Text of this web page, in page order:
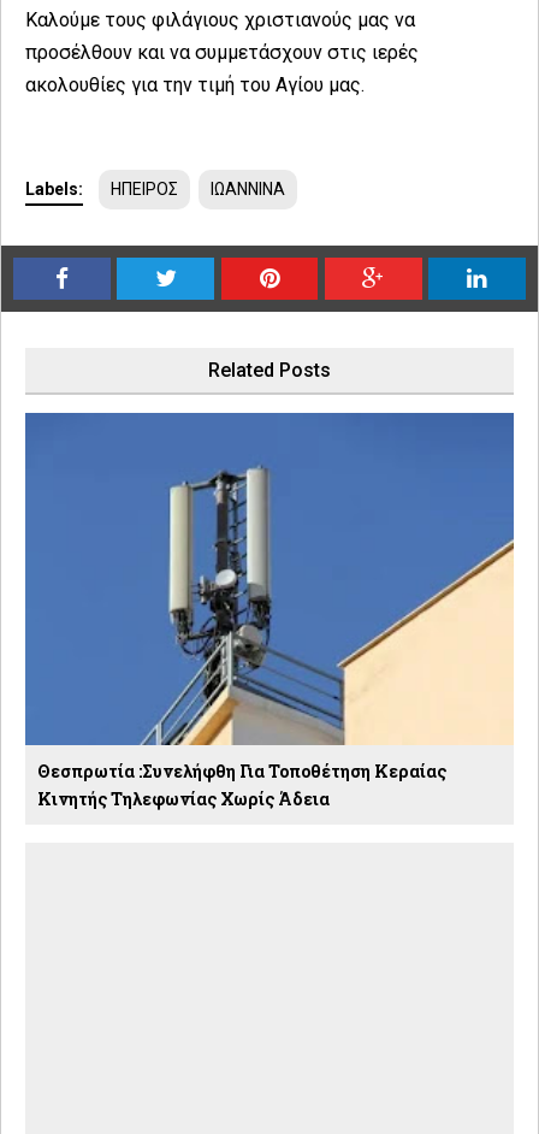
Καλούμε τους φιλάγιους χριστιανούς μας να
προσέλθουν και να συμμετάσχουν στις ιερές
ακολουθίες για την τιμή του Αγίου μας.
Labels: ΗΠΕΙΡΟΣ ΙΩΑΝΝΙΝΑ
Related Posts
Θεσπρωτία :Συνελήφθη Για Τοποθέτηση Κεραίας
Κινητής Τηλεφωνίας Χωρίς Άδεια